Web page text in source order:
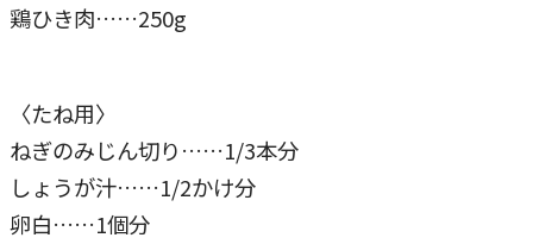
鶏ひき肉……250g
〈たね用〉
ねぎのみじん切り……1/3本分
しょうが汁……1/2かけ分
卵白……1個分